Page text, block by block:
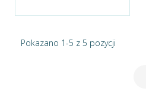
Pokazano 1-5 z 5 pozycji